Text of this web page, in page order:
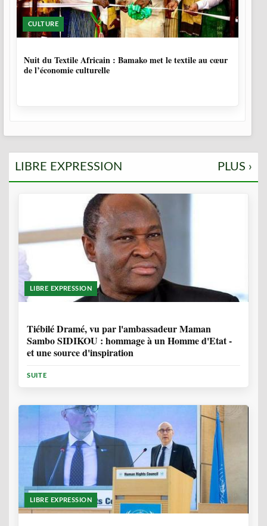
CULTURE
Nuit du Textile Africain : Bamako met le textile au cœur
de l’économie culturelle
LIBRE EXPRESSION PLUS ›
LIBRE EXPRESSION
Tiébilé Dramé, vu par l'ambassadeur Maman
Sambo SIDIKOU : hommage à un Homme d'Etat -
et une source d'inspiration
SUITE
LIBRE EXPRESSION